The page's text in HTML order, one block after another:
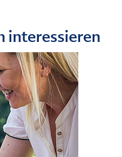
interessieren